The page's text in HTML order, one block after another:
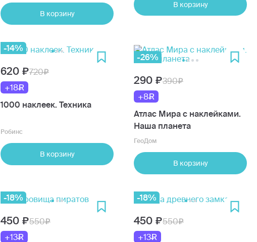
В корзину
В корзину
-14%
620
720
+18
1000 наклеек. Техника
Робинс
В корзину
-26%
290
390
+8
Атлас Мира с наклейками.
Наша планета
ГеоДом
В корзину
-18%
450
550
+13
-18%
450
550
+13